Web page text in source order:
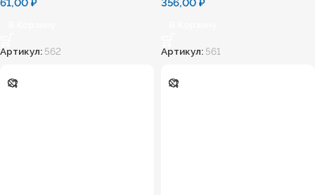
61,00 ₽
Артикул: 562
356,00 ₽
Артикул: 561